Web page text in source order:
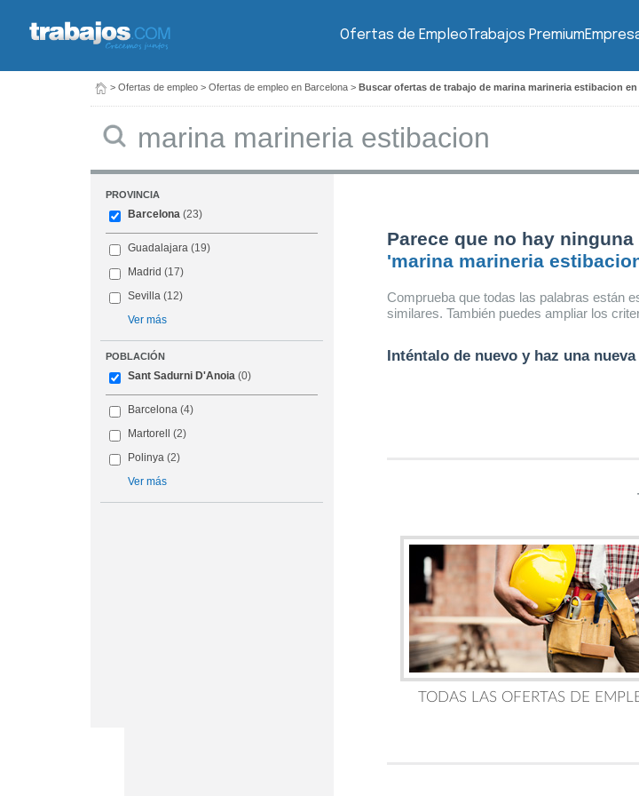
Ofertas de EmpleoTrabajos Premium
> Ofertas de empleo > Ofertas de empleo en Barcelona > Buscar ofertas de trabajo de marina marineria estibacion
PROVINCIA
Barcelona (23)
Guadalajara (19)
Madrid (17)
Sevilla (12)
Ver más
POBLACIÓN
Sant Sadurni D'Anoia (0)
Barcelona (4)
Martorell
(2)
Polinya (2)
Ver más
Parece que no hay
'marina marineria
Comprueba que todas las palabras están
similares. También puedes ampliar los
Inténtalo de nuevo y haz una
TODAS LAS OFERTAS DE